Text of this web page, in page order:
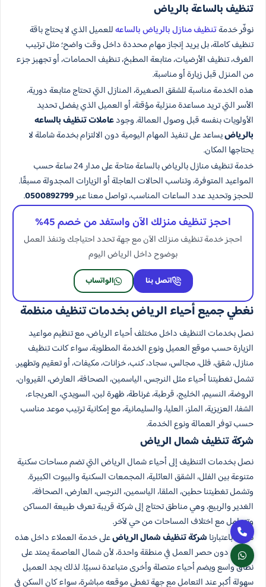
تنظيف بالساعة بالرياض
نوفّر خدمةتنظيف منازل بالرياض بالساعهللعميل الذي لا يحتاج باقة
تنظيف كاملة، بل يريد إنجاز مهام محددة داخل وقت واضح؛ مثل ترتيب
الغرف، تنظيف الأرضيات، متابعة المطبخ، تنظيف الحمامات، أو تجهيز جزء
من المنزل قبل زيارة أو مناسبة.
هذه الخدمة مناسبة للشقق الصغيرة، المنازل التي تحتاج متابعة دورية،
الأسر التي تريد مساعدة منزلية مؤقتة، أو العميل الذي يفضل تحديد
الأولويات بنفسه قبل وصول العمالة. وجودعاملات تنظيف بالساعه
بالرياضيساعد على تنفيذ المهام اليومية دون الالتزام بخدمة شاملة لا
يحتاجها المكان.
خدمة تنظيف منازل بالرياض بالساعة متاحة على مدار 24 ساعة حسب
المواعيد المتوفرة، وتناسب الحالات العاجلة أو الزيارات المجدولة مسبقًا.
للحجز وتحديد عدد الساعات المناسب، تواصل معنا عبر0500892799
.
احجز تنظيف منزلك الآن واستفد من خصم 45%
احجز خدمة تنظيف منزلك الآن مع جهة تحدد احتياجك وتنفذ العمل
بوضوح داخل الرياض اليوم
اتصل بنا الواتساب
نغطي جميع أحياء الرياض بخدمات تنظيف منظمة
نصل بخدمات التنظيف داخل مختلف أحياء الرياض، مع تنظيم مواعيد
الزيارة حسب موقع العميل ونوع الخدمة المطلوبة، سواء كانت تنظيف
منازل، شقق، فلل، مجالس، سجاد، كنب، خزانات، مكيفات، أو تعقيم وتطهير.
تشمل تغطيتنا أحياء مثل النرجس، الياسمين، الصحافة، العارض، القيروان،
الروضة، النسيم، الخليج، قرطبة، غرناطة، ظهرة لبن، السويدي، العريجاء،
الشفا، العزيزية، الملز، العليا، والسليمانية، مع إمكانية ترتيب موعد مناسب
حسب توفر العمالة ونوع الخدمة.
شركة تنظيف شمال الرياض
نصل بخدمات التنظيف إلى أحياء شمال الرياض التي تضم مساحات سكنية
متنوعة بين الفلل، الشقق العائلية، المجمعات السكنية والبيوت الكبيرة.
وتشمل تغطيتنا حطين، الملقا، الياسمين، النرجس، العارض، الصحافة،
الغدير والربيع، وهي مناطق تحتاج إلى شركة قريبة تعرف طبيعة المساكن
وتتعامل مع اختلاف المساحات من حي لآخر.
نعمل باعتبارنا شركة تنظيف شمال الرياضعلى خدمة العملاء داخل هذه
الأحياء دون حصر العمل في منطقة واحدة، لأن شمال العاصمة يمتد على
نطاق واسع ويضم أحياء متصلة وأخرى متباعدة نسبيًا. لذلك يجد العميل
سهولة أكبر عند التعامل مع جهة تغطي موقعه مباشرة، سواء كان السكن في